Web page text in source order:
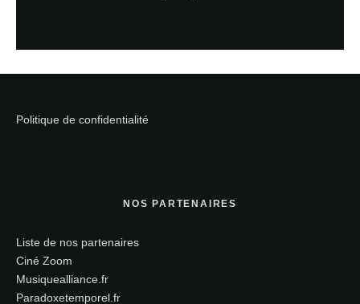
Politique de confidentialité
NOS PARTENAIRES
Liste de nos partenaires
Ciné Zoom
Musiquealliance.fr
Paradoxetemporel.fr